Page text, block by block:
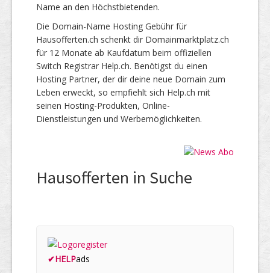
Name an den Höchstbietenden.
Die Domain-Name Hosting Gebühr für
Hausofferten.ch schenkt dir Domainmarktplatz.ch
für 12 Monate ab Kaufdatum beim offiziellen
Switch Registrar Help.ch. Benötigst du einen
Hosting Partner, der dir deine neue Domain zum
Leben erweckt, so empfiehlt sich Help.ch mit
seinen Hosting-Produkten, Online-
Dienstleistungen und Werbemöglichkeiten.
Hausofferten in Suche
✔HELPads